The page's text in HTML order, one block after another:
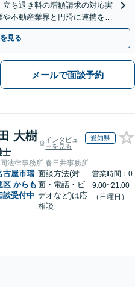
ち退き料の増額請求の対応実
不動産業界と円滑に連携を行
。【初回面談無料】
見る
メールで面談予約
大樹
士
インタビュ
ーを見る
愛知県
法律事務所 春日井事務所
古屋市瑞
区 からも
談受付中
面談方法(対
面・電話・ビ
デオなど)は応
相談
営業時間：0
9:00~21:00
（日曜日）